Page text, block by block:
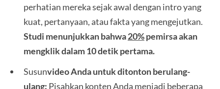
perhatian mereka sejak awal dengan intro yang
kuat, pertanyaan, atau fakta yang mengejutkan.
Studi menunjukkan bahwa20%pemirsa akan
mengklik dalam 10 detik pertama.
Susunvideo Anda untuk ditonton berulang-
ulang: Pisahkan konten Anda menjadi beberapa